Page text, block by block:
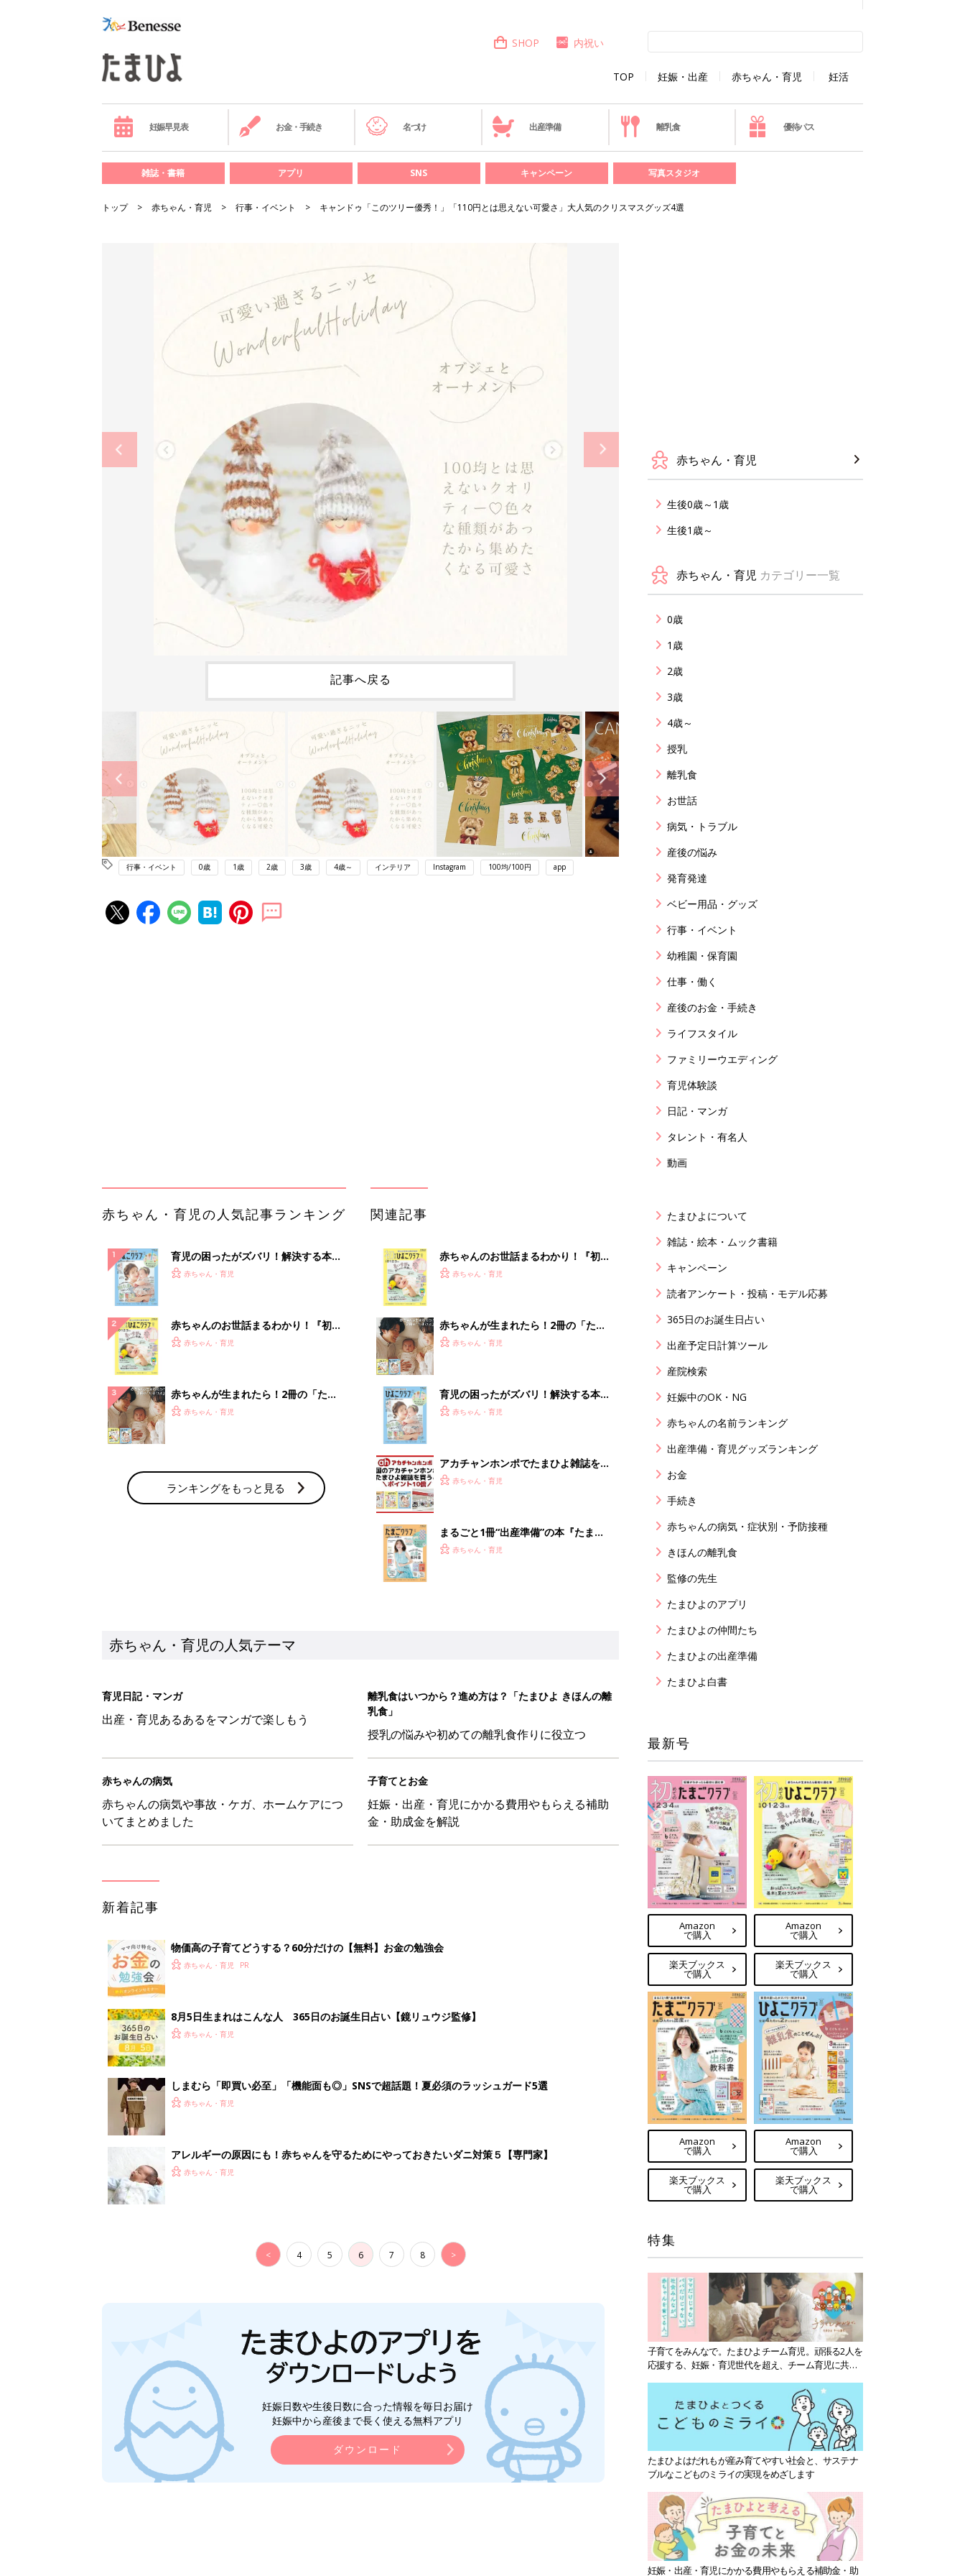
TOP 妊娠・出産 赤ちゃん・育児 妊活
SHOP 内祝い
妊娠早見表 お金・手続き 名づけ 出産準備 離乳食 優待パス
雑誌・書籍 アプリ SNS キャンペーン 写真スタジオ
トップ 赤ちゃん・育児 行事・イベント キャンドゥ「このツリー優秀！」「110円とは思えない可愛さ」大人気のクリスマスグッズ4選
記事へ戻る
行事・イベント 0歳 1歳 2歳 3歳 4歳～ インテリア Instagram 100均/100円 app
ランキングをもっと見る
夫婦で予習する 出産の教科書
赤ちゃん・育児の人気テーマ
出産・育児あるあるをマンガで楽しもう
離乳食はいつから？進め方は？「たまひよ きほんの離
乳食」
授乳の悩みや初めての離乳食作りに役立つ
子育てとお金
妊娠・出産・育児にかかる費用やもらえる補助
金・助成金を解説
物価高の子育てどうする？60分だけの【無料】お金の勉強会
赤ちゃん・育児
8月5日生まれはこんな人 365日のお誕生日占い【鏡リュウジ監修】
赤ちゃん・育児
しまむら「即買い必至」「機能面も◎」SNSで超話題！夏必須のラッシュガード5選
< 4 5 6 7 8 >
赤ちゃん・育児
生後0歳～1歳
生後1歳～
赤ちゃん・育児 カテゴリー一覧
0歳
1歳
2歳
3歳
4歳～
授乳
離乳食
お世話
病気・トラブル
産後の悩み
発育発達
ベビー用品・グッズ
行事・イベント
幼稚園・保育園
仕事・働く
産後のお金・手続き
ライフスタイル
ファミリーウエディング
育児体験談
日記・マンガ
タレント・有名人
動画
たまひよについて
雑誌・絵本・ムック書籍
キャンペーン
読者アンケート・投稿・モデル応募
365日のお誕生日占い
出産予定日計算ツール
産院検索
妊娠中のOK・NG
赤ちゃんの名前ランキング
出産準備・育児グッズランキング
お金
手続き
赤ちゃんの病気・症状別・予防接種
きほんの離乳食
監修の先生
たまひよのアプリ
たまひよの仲間たち
たまひよの出産準備
たまひよ白書
最新号
Amazon
で購入
楽天ブックス
で購入
Amazon
で購入
楽天ブックス
で購入
Amazon
で購入
楽天ブックス
で購入
Amazon
で購入
楽天ブックス
で購入
特集
子育てをみんなで。たまひよチーム育児。頑張る2人を
応援する、妊娠・育児世代を超え、チーム育児に共感
たまひよはだれもが産み育てやすい社会と、サステナ
ブルなこどものミライの実現をめざします
妊娠・出産・育児にかかる費用やもらえる補助金・助